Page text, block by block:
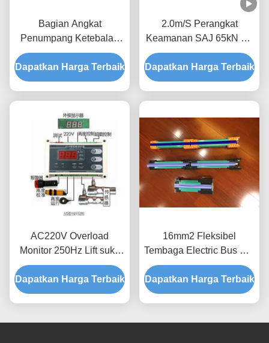
Bagian Angkat
Penumpang Ketebalan
4,0 mm Menara tiang
dengan rak untuk Angkat
Bangunan WICKHAM
Dapatkan Harga Terbaik
2.0m/S Perangkat
Keamanan SAJ 65kN Lift
Spare Parts CCC
Disetujui
Dapatkan Harga Terbaik
AC220V Overload
Monitor 250Hz Lift suku
cadang dengan tampilan
digital
Dapatkan Harga Terbaik
16mm2 Fleksibel
Tembaga Electric Bus Bar
Sliding Contact Line
Dapatkan Harga Terbaik